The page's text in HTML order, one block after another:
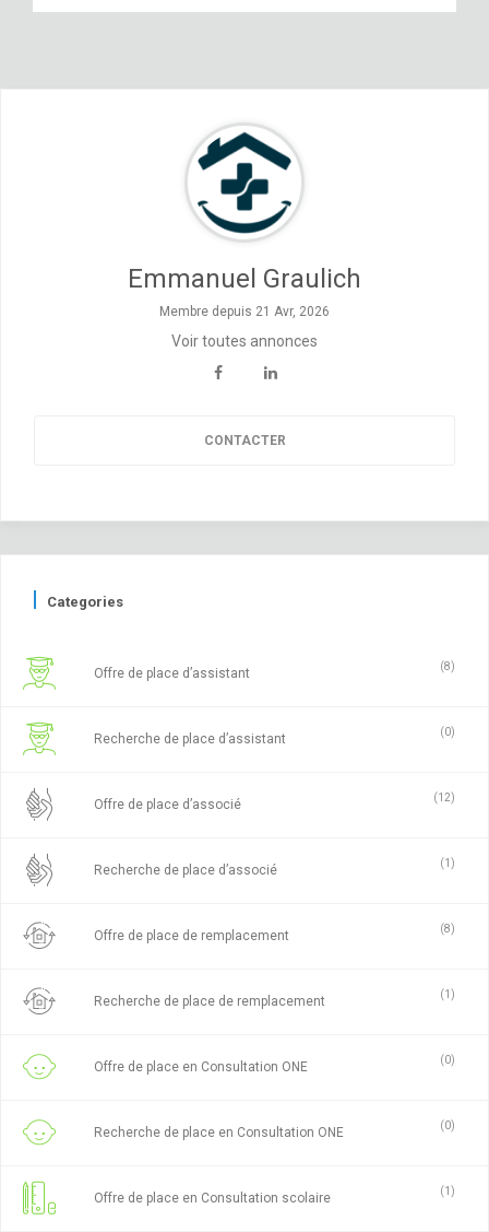
Emmanuel Graulich
Membre depuis 21 Avr, 2026
Voir toutes annonces
CONTACTER
Categories
Offre de place d’assistant (8)
Recherche de place d’assistant (0)
Offre de place d’associé (12)
Recherche de place d’associé (1)
Offre de place de remplacement (8)
Recherche de place de remplacement (1)
Offre de place en Consultation ONE (0)
Recherche de place en Consultation ONE (0)
Offre de place en Consultation scolaire (1)